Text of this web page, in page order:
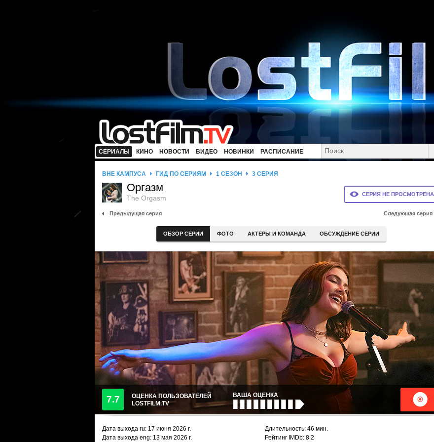
СЕРИАЛЫ КИНО НОВОСТИ ВИДЕО НОВИНКИ РАСПИСАНИЕ
СЕРИЯ НЕ ПРОСМОТРЕНА
ВНЕ КАМПУСА ГИД ПО СЕРИЯМ 1 СЕЗОН 3 СЕРИЯ
Оргазм
The Orgasm
Предыдущая серия Следующая серия
ОБЗОР СЕРИИ ФОТО АКТЕРЫ И КОМАНДА ОБСУЖДЕНИЕ СЕРИИ
7.7
ОЦЕНКА ПОЛЬЗОВАТЕЛЕЙ
LOSTFILM.TV
ВАША ОЦЕНКА
Дата выхода ru: 17 июня 2026 г.
Дата выхода eng: 13 мая 2026 г.
Длительность: 46 мин.
Рейтинг IMDb: 8.2